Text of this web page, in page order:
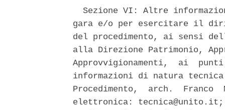
Sezione VI: Altre
gara e/o per esercitare il
del procedimento, ai sensi
alla Direzione Patrimonio,
Approvvigionamenti,  ai
informazioni di natura
Procedimento,  arch.
elettronica: